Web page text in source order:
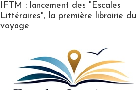
IFTM : lancement des "Escales
Littéraires", la première librairie du
voyage